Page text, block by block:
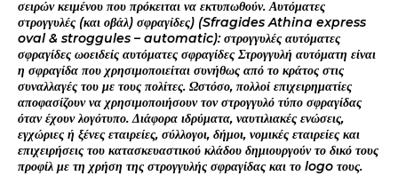
σειρών κειμένου που πρόκειται να εκτυπωθούν. Αυτόματες
στρογγυλές (και οβάλ) σφραγίδες) (Sfragides Athina express
oval & stroggules – automatic): στρογγυλές αυτόματες
σφραγίδες ωοειδείς αυτόματες σφραγίδες Στρογγυλή αυτόματη είναι
η σφραγίδα που χρησιμοποιείται συνήθως από το κράτος στις
συναλλαγές του με τους πολίτες. Ωστόσο, πολλοί επιχειρηματίες
αποφασίζουν να χρησιμοποιήσουν τον στρογγυλό τύπο σφραγίδας
όταν έχουν λογότυπο. Διάφορα ιδρύματα, ναυτιλιακές ενώσεις,
εγχώριες ή ξένες εταιρείες, σύλλογοι, δήμοι, νομικές εταιρείες και
επιχειρήσεις του κατασκευαστικού κλάδου δημιουργούν το δικό τους
προφίλ με τη χρήση της στρογγυλής σφραγίδας και το logo τους.